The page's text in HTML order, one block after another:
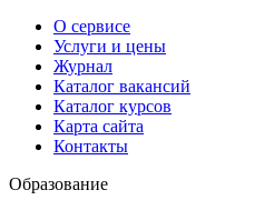
О сервисе
Услуги и цены
Журнал
Каталог вакансий
Каталог курсов
Карта сайта
Контакты
Образование